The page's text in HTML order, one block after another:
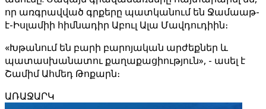
որ առգրավված գրքերը պատկանում են Ջամաաթ-
է-Իսլամիի հիմնադիր Աբուլ Ալա Մավդուդիին։
«Խթանում են բարի բարոյական արժեքներ և
պատասխանատու քաղաքացիություն», - ասել է
Շամիմ Ահմեդ Թոքարն։
ԱՌԱՋԱՐԿ